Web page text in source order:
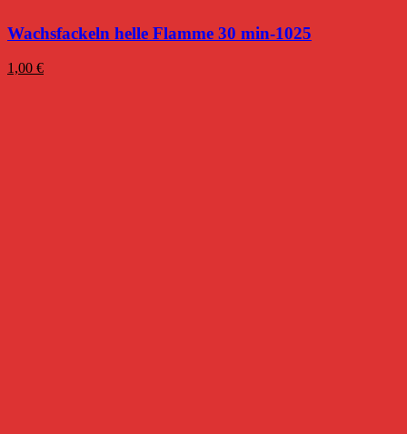
Wachsfackeln helle Flamme 30 min-1025
1,00 €